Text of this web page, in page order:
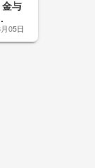
金与
05日